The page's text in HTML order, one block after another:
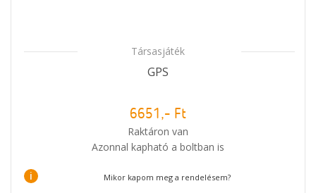
Társasjáték
GPS
6651,- Ft
Raktáron van
Azonnal kapható a boltban is
i Mikor kapom meg a rendelésem?